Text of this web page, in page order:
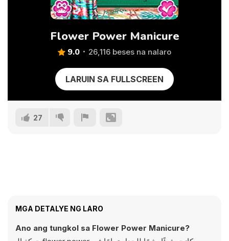
Flower Power Manicure
9.0 26,116 beses na nalaro
LARUIN SA FULLSCREEN
27
MGA DETALYE NG LARO
Ano ang tungkol sa Flower Power Manicure?